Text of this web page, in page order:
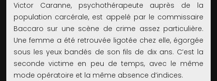
Victor Caranne, psychothérapeute auprès de la
population carcérale, est appelé par le commissaire
Baccaro sur une scène de crime assez particulière.
Une femme a été retrouvée ligotée chez elle, égorgée
sous les yeux bandés de son fils de dix ans. C’est la
seconde victime en peu de temps, avec le même
mode opératoire et la même absence d’indices.